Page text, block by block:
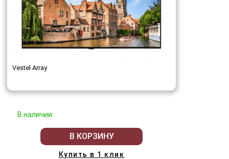
Vestel Array
В наличии
В КОРЗИНУ
Купить в 1 клик